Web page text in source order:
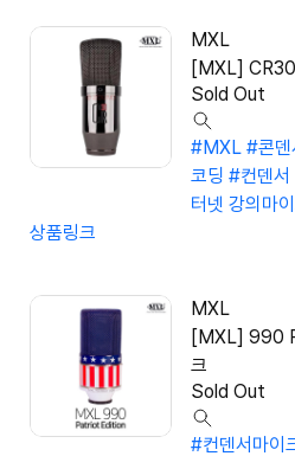
MXL
[MXL]
Sold Out
#MXL #콘덴
코딩 #컨덴서
터넷 강의마
상품링크
MXL
[MXL] 990
크
Sold Out
#컨덴서마이